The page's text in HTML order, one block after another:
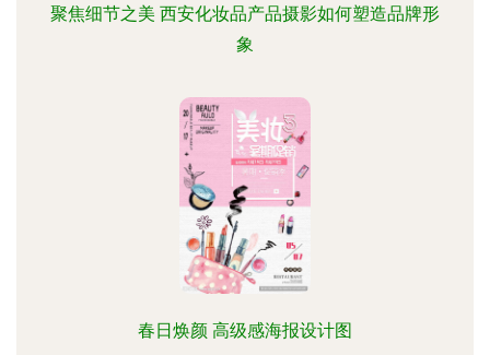
聚焦细节之美 西安化妆品产品摄影如何塑造品牌形
象
春日焕颜 高级感海报设计图